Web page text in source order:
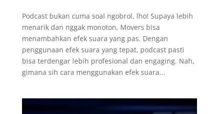
Podcast bukan cuma soal ngobrol, lho! Supaya lebih
menarik dan nggak monoton, Movers bisa
menambahkan efek suara yang pas. Dengan
penggunaan efek suara yang tepat, podcast pasti
bisa terdengar lebih profesional dan engaging. Nah,
gimana sih cara menggunakan efek suara...